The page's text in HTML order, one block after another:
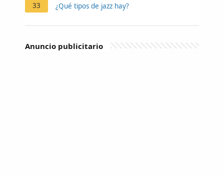
33
¿Qué tipos de jazz hay?
Anuncio publicitario